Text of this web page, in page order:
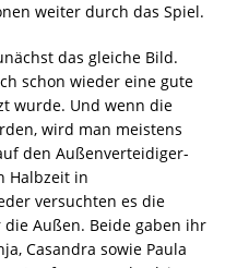
weiter durch das Spiel.
das gleiche Bild.
schon wieder eine gute
wurde. Und wenn die
wird man meistens
den Außenverteidiger-
Halbzeit in
versuchten es die
Außen. Beide gaben ihr
Casandra sowie Paula